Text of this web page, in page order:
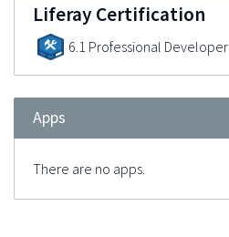
Liferay Certification
6.1 Professional Developer
Apps
There are no apps.